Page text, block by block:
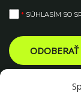
* SÚHLASÍM SO